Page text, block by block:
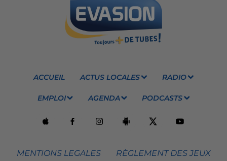
ACCUEIL ACTUS LOCALES RADIO
EMPLOI AGENDA PODCASTS
MENTIONS LEGALES RÈGLEMENT DES JEUX